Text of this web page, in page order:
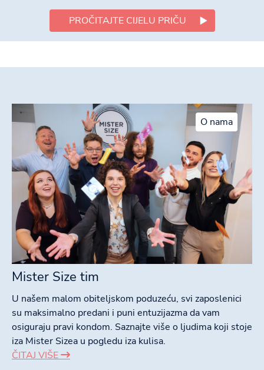
PROČITAJTE CIJELU PRIČU
O nama
Mister Size tim
U našem malom obiteljskom poduzeću, svi zaposlenici
su maksimalno predani i puni entuzijazma da vam
osiguraju pravi kondom. Saznajte više o ljudima koji stoje
iza Mister Sizea u pogledu iza kulisa.
ČITAJ VIŠE